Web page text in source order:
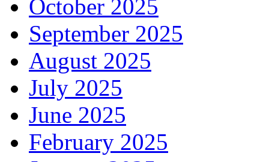
October 2025
September 2025
August 2025
July 2025
June 2025
February 2025